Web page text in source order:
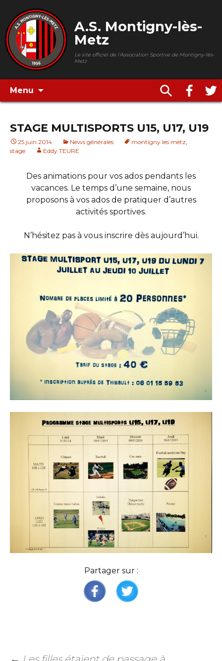
A.S. Montigny-lès-
Metz
Le site officiel de l'Association Sportive de Montigny-lès-
Metz
Menu
STAGE MULTISPORTS U15, U17, U19
25 juin 2014 News générales montigny les metz,
stage
Eddy TEURE
Des animations pour vos ados pendants les
vacances. Le temps d’une semaine, nous
proposons à vos ados de pratiquer d’autres
activités sportives.
N’hésitez pas à vous inscrire dès aujourd’hui.
Partager sur :